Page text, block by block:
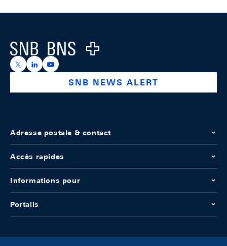
Logo
https://x.com/snb_bns
https://ch.linkedin.com/company/swiss-national-
https://www.youtube.com/@swissnationalbank
SNB NEWS ALERT
Adresse postale & contact
Accès rapides
Informations pour
Portails